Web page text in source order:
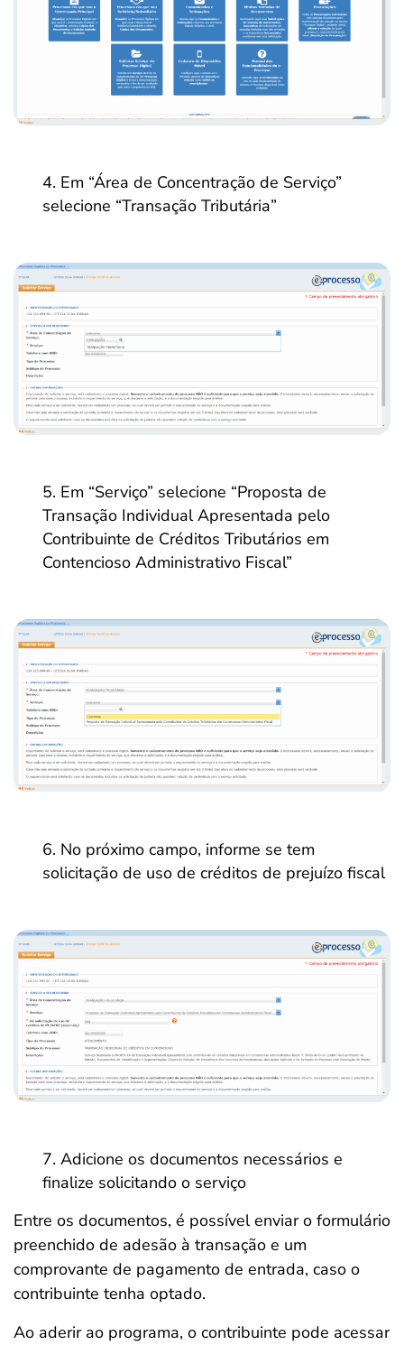
Em “Área de Concentração de Serviço”
selecione “Transação Tributária”
Em “Serviço” selecione “Proposta de
Transação Individual Apresentada pelo
Contribuinte de Créditos Tributários em
Contencioso Administrativo Fiscal”
No próximo campo, informe se tem
solicitação de uso de créditos de prejuízo fiscal
Adicione os documentos necessários e
finalize solicitando o serviço
Entre os documentos, é possível enviar o formulário
preenchido de adesão à transação e um
comprovante de pagamento de entrada, caso o
contribuinte tenha optado.
Ao aderir ao programa, o contribuinte pode acessar